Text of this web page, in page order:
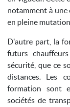
notamment à
en pleine
D'autre part, la
futurs
sécurité, que ce
distances. Les
formation sont
sociétés de